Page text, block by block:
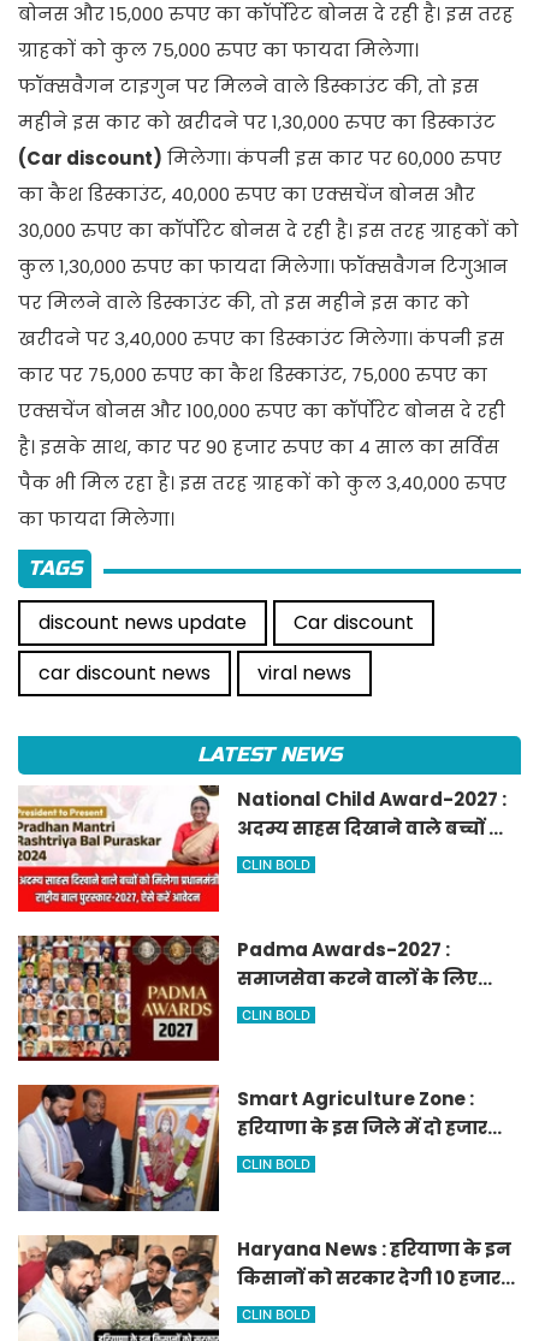
बोनस और 15,000 रुपए का कॉर्पोरेट बोनस दे रही है। इस तरह
ग्राहकों को कुल 75,000 रुपए का फायदा मिलेगा।
फॉक्सवैगन टाइगुन पर मिलने वाले डिस्काउंट की, तो इस
महीने इस कार को खरीदने पर 1,30,000 रुपए का डिस्काउंट
(Car discount) मिलेगा। कंपनी इस कार पर 60,000 रुपए
का कैश डिस्काउंट, 40,000 रुपए का एक्सचेंज बोनस और
30,000 रुपए का कॉर्पोरेट बोनस दे रही है। इस तरह ग्राहकों को
कुल 1,30,000 रुपए का फायदा मिलेगा। फॉक्सवैगन टिगुआन
पर मिलने वाले डिस्काउंट की, तो इस महीने इस कार को
खरीदने पर 3,40,000 रुपए का डिस्काउंट मिलेगा। कंपनी इस
कार पर 75,000 रुपए का कैश डिस्काउंट, 75,000 रुपए का
एक्सचेंज बोनस और 100,000 रुपए का कॉर्पोरेट बोनस दे रही
है। इसके साथ, कार पर 90 हजार रुपए का 4 साल का सर्विस
पैक भी मिल रहा है। इस तरह ग्राहकों को कुल 3,40,000 रुपए
का फायदा मिलेगा।
TAGS
discount news update
Car discount
car discount news
viral news
LATEST NEWS
National Child Award-2027 :
अदम्य साहस दिखाने वाले बच्चों को
मिलेगा प्रधानमंत्री राष्ट्रीय बाल
CLIN BOLD
Padma Awards-2027 :
समाजसेवा करने वालों के लिए
सुनेहरा मौका, गृह मंत्रालय ने
CLIN BOLD
Smart Agriculture Zone :
हरियाणा के इस जिले में दो हजार
एकड़ में बनेगा स्मार्ट एग्रीकल्चर
CLIN BOLD
Haryana News : हरियाणा के इन
किसानों को सरकार देगी 10 हजार
रुपये प्रति एकड़, सीएम सैनी की
CLIN BOLD